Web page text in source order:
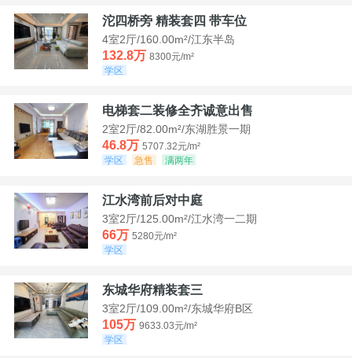
沱四桥旁 精装套四 带车位
4室2厅/160.00m²/江东半岛
132.8万 8300元/m²
学区
电梯套二装修全齐诚意出售
2室2厅/82.00m²/东湖胜景一期
46.8万 5707.32元/m²
学区
急售 满两年
江水湾前后对中庭
3室2厅/125.00m²/江水湾一二期
66万 5280元/m²
学区
东城华府精装套三
3室2厅/109.00m²/东城华府B区
105万 9633.03元/m²
学区